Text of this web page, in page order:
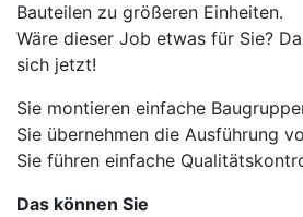
Bauteilen zu größeren Einheiten.
Wäre dieser Job etwas für Sie?
sich jetzt!
Sie montieren einfache
Sie übernehmen die Ausführung
Sie führen einfache
Das können Sie